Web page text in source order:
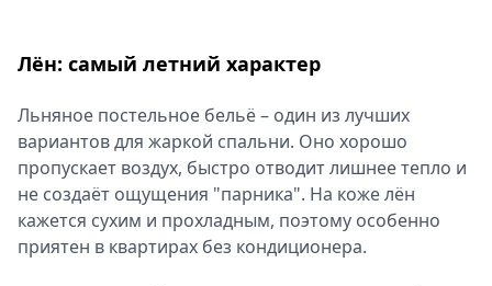
Лён: самый летний характер
Льняное постельное бельё – один из лучших
вариантов для жаркой спальни. Оно хорошо
пропускает воздух, быстро отводит лишнее тепло и
не создаёт ощущения "парника". На коже лён
кажется сухим и прохладным, поэтому особенно
приятен в квартирах без кондиционера.